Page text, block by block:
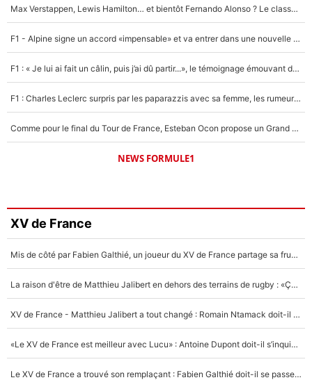
Max Verstappen, Lewis Hamilton… et bientôt Fernando Alonso ? Le classement des pilotes les mieux payés en Formule 1 risque de changer !
F1 - Alpine signe un accord «impensable» et va entrer dans une nouvelle dimension : Grande nouvelle pour Pierre Gasly !
F1 : « Je lui ai fait un câlin, puis j’ai dû partir...», le témoignage émouvant de Max Verstappen sur sa fille
F1 : Charles Leclerc surpris par les paparazzis avec sa femme, les rumeurs étaient vraies !
Comme pour le final du Tour de France, Esteban Ocon propose un Grand Prix de Formule 1 à Paris : «Autour de l’Arc de Triomphe, ce serait génial» !
NEWS FORMULE1
XV de France
Mis de côté par Fabien Galthié, un joueur du XV de France partage sa frustration : «ils ne me l’ont pas dit tout de suite»
La raison d'être de Matthieu Jalibert en dehors des terrains de rugby : «Ça m'atteint autant que si tu touches à un membre de ma famille»
XV de France - Matthieu Jalibert a tout changé : Romain Ntamack doit-il s’inquiéter pour sa place à un an de la Coupe du monde ?
«Le XV de France est meilleur avec Lucu» : Antoine Dupont doit-il s’inquiéter pour sa place ?
Le XV de France a trouvé son remplaçant : Fabien Galthié doit-il se passer d'Antoine Dupont ?